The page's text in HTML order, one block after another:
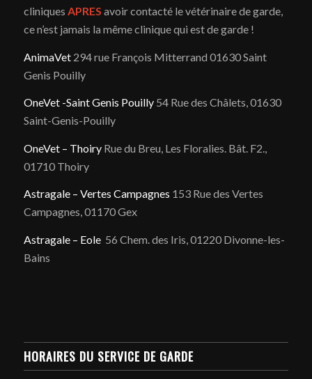
cliniques APRES avoir contacté le vétérinaire de garde,
ce n’est jamais la même clinique qui est de garde !
AnimaVet294 rue François Mitterrand 01630 Saint
Genis Pouilly
OneVet -Saint Genis Pouilly54 Rue des Châlets, 01630
Saint-Genis-Pouilly
OneVet – ThoiryRue du Breu, Les Floralies. Bât. F2.,
01710 Thoiry
Astragale – Vertes Campagnes 153 Rue des Vertes
Campagnes, 01170 Gex
Astragale – Eole56 Chem. des Iris, 01220 Divonne-les-
Bains
HORAIRES DU SERVICE DE GARDE